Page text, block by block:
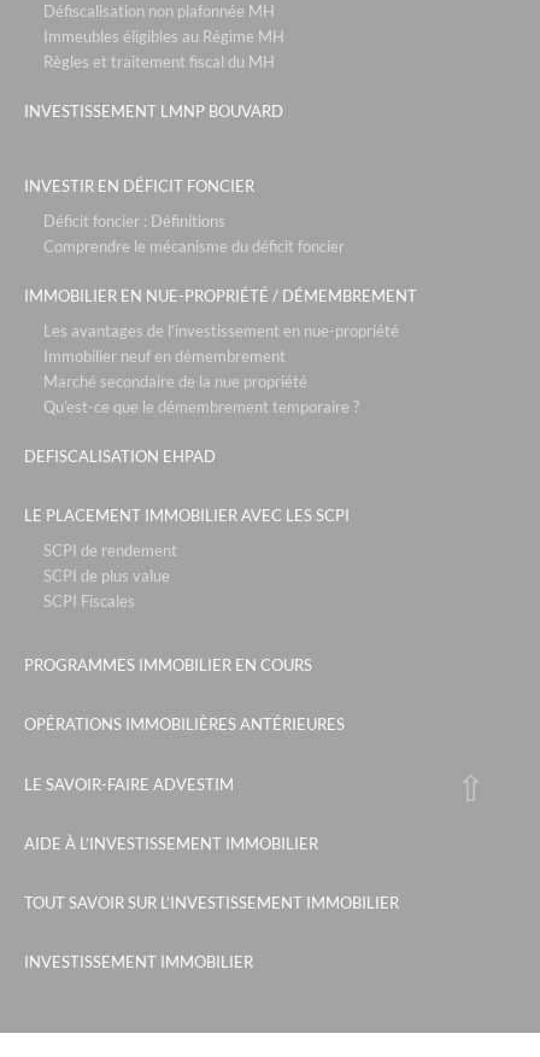
Défiscalisation non plafonnée MH
Immeubles éligibles au Régime MH
Règles et traitement fiscal du MH
INVESTISSEMENT LMNP BOUVARD
INVESTIR EN DÉFICIT FONCIER
Déficit foncier : Définitions
Comprendre le mécanisme du déficit foncier
IMMOBILIER EN NUE-PROPRIÉTÉ / DÉMEMBREMENT
Les avantages de l’investissement en nue-propriété
Immobilier neuf en démembrement
Marché secondaire de la nue propriété
Qu’est-ce que le démembrement temporaire ?
DEFISCALISATION EHPAD
LE PLACEMENT IMMOBILIER AVEC LES SCPI
SCPI de rendement
SCPI de plus value
SCPI Fiscales
PROGRAMMES IMMOBILIER EN COURS
OPÉRATIONS IMMOBILIÈRES ANTÉRIEURES
LE SAVOIR-FAIRE ADVESTIM
AIDE À L’INVESTISSEMENT IMMOBILIER
TOUT SAVOIR SUR L’INVESTISSEMENT IMMOBILIER
INVESTISSEMENT IMMOBILIER